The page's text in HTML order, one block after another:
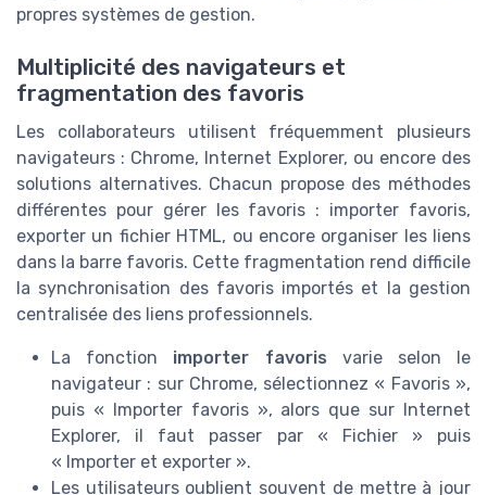
propres systèmes de gestion.
Multiplicité des navigateurs et
fragmentation des favoris
Les collaborateurs utilisent fréquemment plusieurs
navigateurs : Chrome, Internet Explorer, ou encore des
solutions alternatives. Chacun propose des méthodes
différentes pour gérer les favoris : importer favoris,
exporter un fichier HTML, ou encore organiser les liens
dans la barre favoris. Cette fragmentation rend difficile
la synchronisation des favoris importés et la gestion
centralisée des liens professionnels.
La fonction importer favoris varie selon le
navigateur : sur Chrome, sélectionnez « Favoris »,
puis « Importer favoris », alors que sur Internet
Explorer, il faut passer par « Fichier » puis
« Importer et exporter ».
Les utilisateurs oublient souvent de mettre à jour